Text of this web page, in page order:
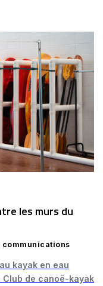
les murs du
communications
kayak en eau
de canoë-kayak